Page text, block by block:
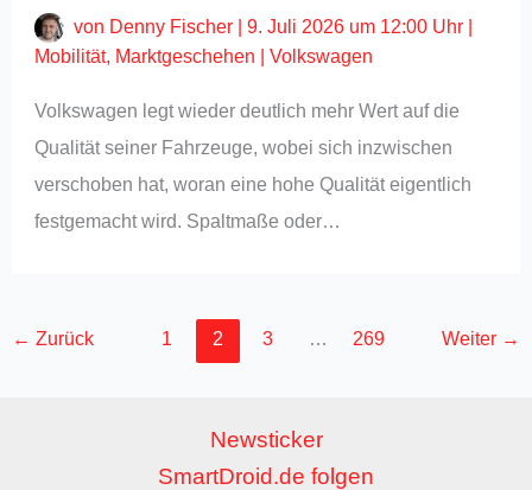
von Denny Fischer |9. Juli 2026 um 12:00 Uhr
Mobilität, Marktgeschehen |Volkswagen
Volkswagen legt wieder deutlich mehr Wert auf die
Qualität seiner Fahrzeuge, wobei sich inzwischen
verschoben hat, woran eine hohe Qualität eigentlich
festgemacht wird. Spaltmaße oder…
← Zurück 1 2 3 … 269 Weiter →
Newsticker
SmartDroid.de folgen